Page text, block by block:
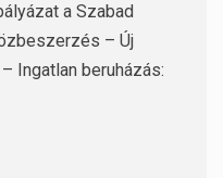
a Szabad
– Új
Ingatlan beruházás: